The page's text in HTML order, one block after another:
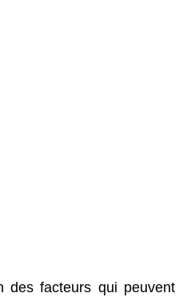
des facteurs qui peuvent